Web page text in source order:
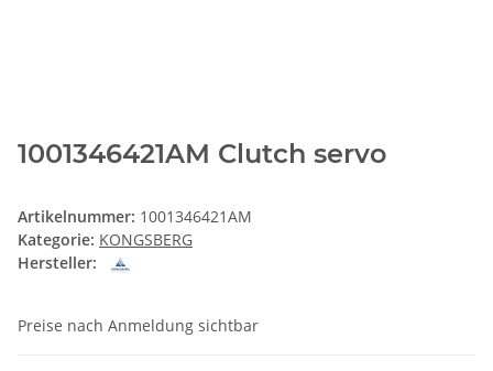
1001346421AM Clutch servo
Artikelnummer: 1001346421AM
Kategorie: KONGSBERG
Hersteller:
Preise nach Anmeldung sichtbar